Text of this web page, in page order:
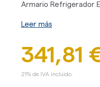
Armario Refrigerador
Leer más
341,81
21% de IVA incluido.